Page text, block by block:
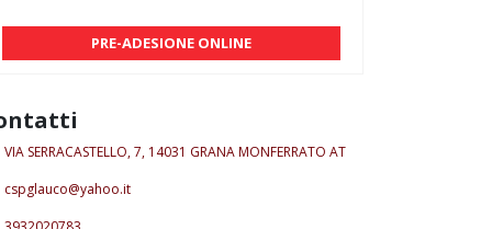
PRE-ADESIONE ONLINE
VIA SERRACASTELLO, 7, 14031 GRANA MONFERRATO AT
cspglauco@yahoo.it